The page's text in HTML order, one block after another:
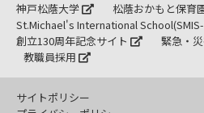
神戸松蔭大学
松蔭おかもと保育
St.Michael's International
創立130周年記念サイト
緊急・
教職員採用
サイトポリシー